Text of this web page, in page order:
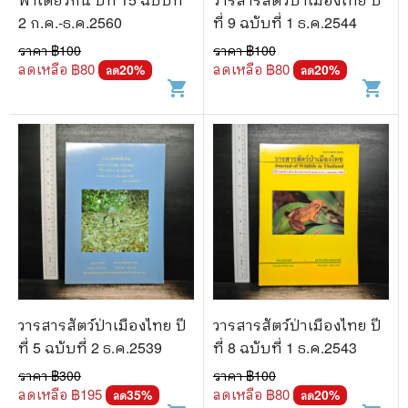
2 ก.ค.-ธ.ค.2560
ราคา ฿100
ลดเหลือ ฿80 ลด20%
shopping_cart
ที่ 9 ฉบับที่ 1 ธ.ค.2544
ราคา ฿100
ลดเหลือ ฿80 ลด20%
shopping_cart
วารสารสัตว์ป่าเมืองไทย ปี
ที่ 5 ฉบับที่ 2 ธ.ค.2539
ราคา ฿300
ลดเหลือ ฿195 ลด35%
วารสารสัตว์ป่าเมืองไทย ปี
ที่ 8 ฉบับที่ 1 ธ.ค.2543
ราคา ฿100
ลดเหลือ ฿80 ลด20%